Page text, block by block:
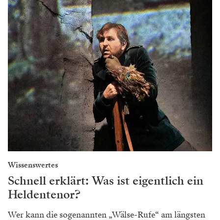
Wissenswertes
Schnell erklärt: Was ist eigentlich ein
Heldentenor?
Wer kann die sogenannten „Wälse-Rufe“ am längsten